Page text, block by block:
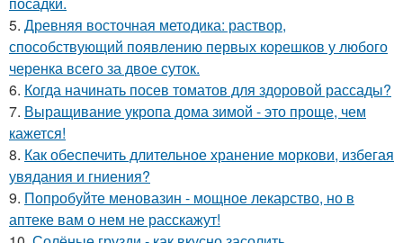
5. Древняя восточная методика: раствор,
способствующий появлению первых корешков у любого
черенка всего за двое суток.
6. Когда начинать посев томатов для здоровой рассады?
7. Выращивание укропа дома зимой - это проще, чем
кажется!
8. Как обеспечить длительное хранение моркови, избегая
увядания и гниения?
9. Попробуйте меновазин - мощное лекарство, но в
аптеке вам о нем не расскажут!